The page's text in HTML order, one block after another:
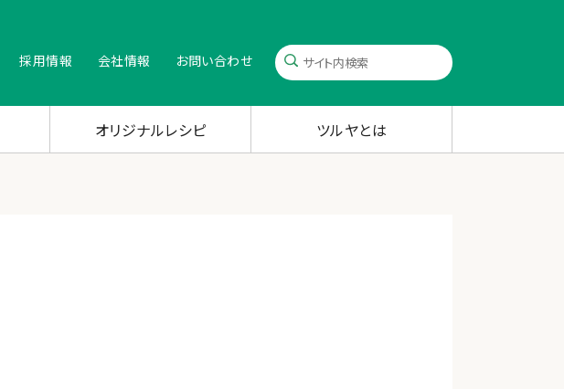
採用情報 会社情報 お問い合わせ
オリジナルレシピ ツルヤとは